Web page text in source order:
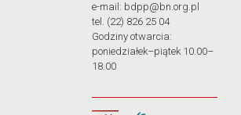
e-mail: bdpp@bn.org.pl
tel. (22) 826 25 04
Godziny otwarcia:
poniedziałek–piątek 10.00–
18.00